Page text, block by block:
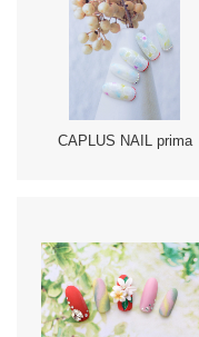
CAPLUS NAIL prima